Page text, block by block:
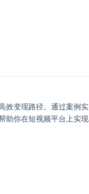
效变现路径。通过案例实
助你在短视频平台上实现